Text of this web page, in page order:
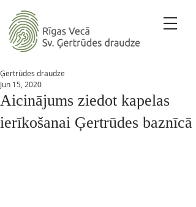
Aicinājums ziedot kapelas
ierīkošanai Ģertrūdes baznīcā
Ģertrūdes draudze
Jun 15, 2020